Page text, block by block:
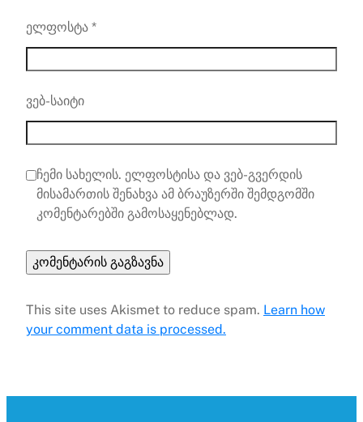
ელფოსტა *
ვებ-საიტი
ჩემი სახელის. ელფოსტისა და ვებ-გვერდის
მისამართის შენახვა ამ ბრაუზერში შემდგომში
კომენტარებში გამოსაყენებლად.
This site uses Akismet to reduce spam. Learn how
your comment data is processed.